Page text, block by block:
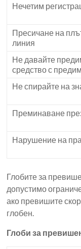
Нечетим
Пресичане на
линия
Не давайте
средство с
Не спирайте на
Преминаване
Нарушение на
Глобите за
допустимо
ако превишите
глобен.
Глоби за